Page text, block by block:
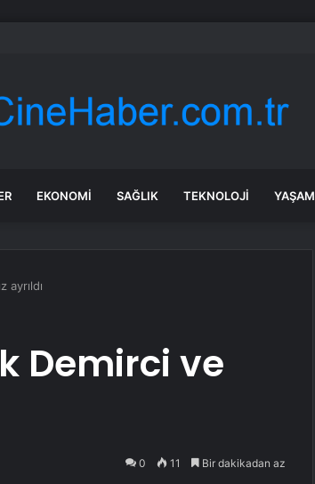
Kazası
EKONOMI SAĞLIK TEKNOLOJI YAŞAM
ayrıldı
Demirci ve
0 11 Bir dakikadan az